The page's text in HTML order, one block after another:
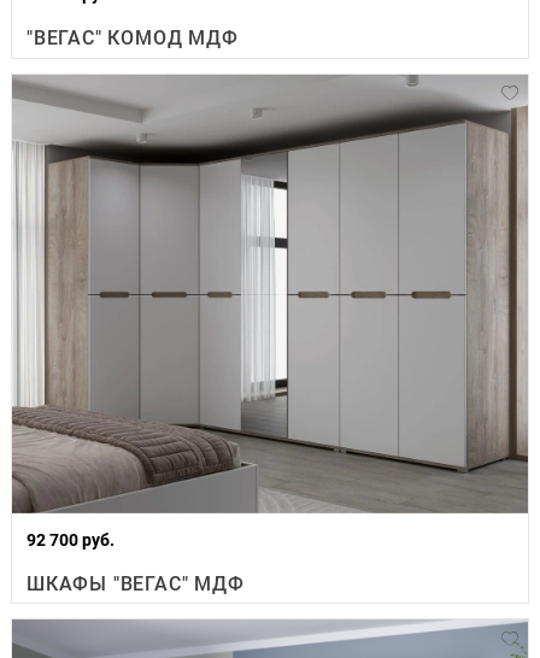
"ВЕГАС" КОМОД МДФ
92 700 руб.
ШКАФЫ "ВЕГАС" МДФ